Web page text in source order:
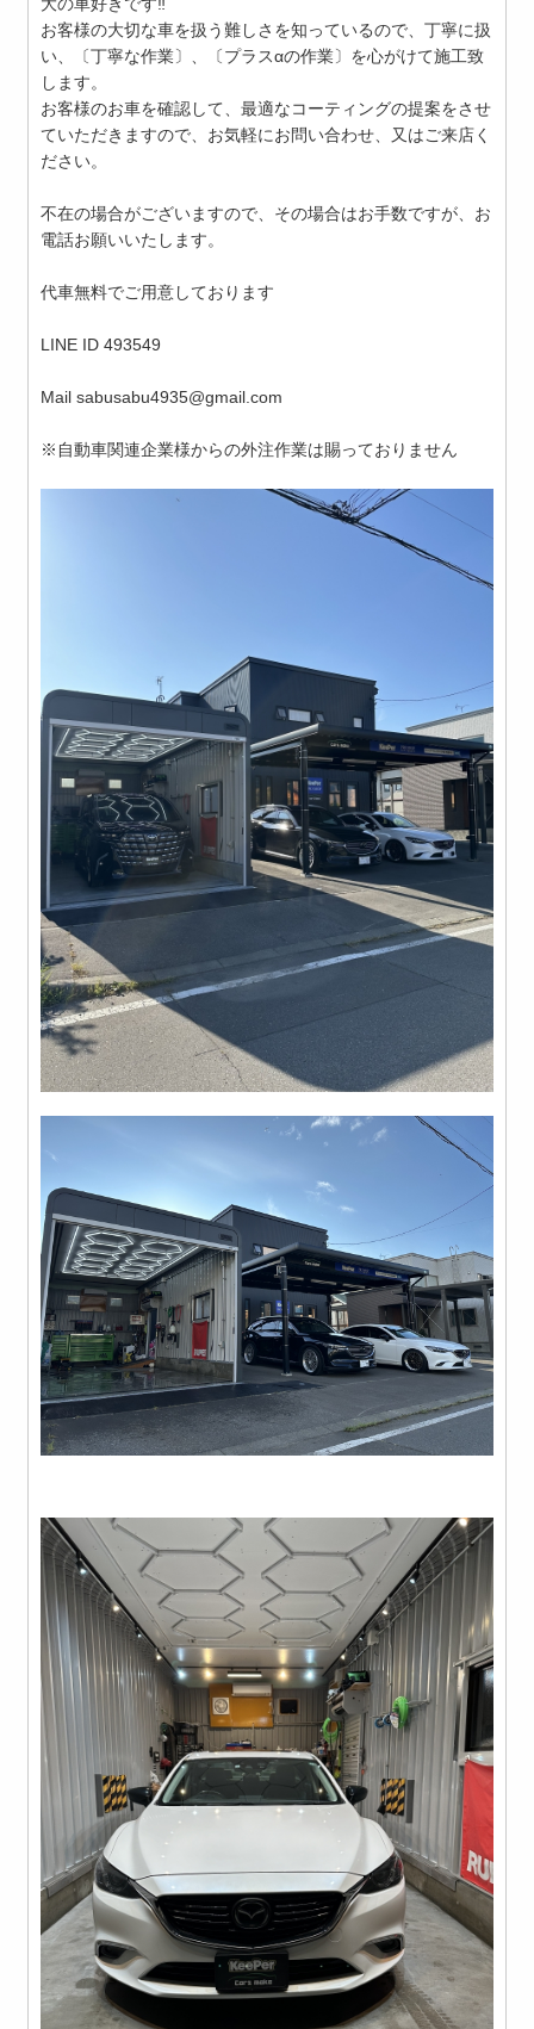
お客様の大切な車を扱う難しさを知っているので、丁寧に扱
い、〔丁寧な作業〕、〔プラスαの作業〕を心がけて施工致
します。
お客様のお車を確認して、最適なコーティングの提案をさせ
ていただきますので、お気軽にお問い合わせ、又はご来店く
ださい。
不在の場合がございますので、その場合はお手数ですが、お
電話お願いいたします。
代車無料でご用意しております
LINE ID 493549
Mail sabusabu4935@gmail.com
※自動車関連企業様からの外注作業は賜っておりません